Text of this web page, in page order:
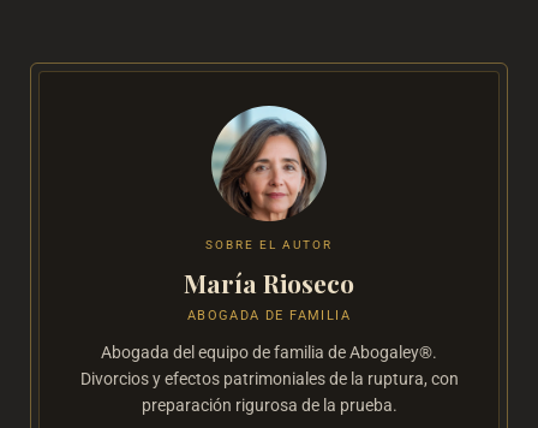
SOBRE EL AUTOR
María Rioseco
ABOGADA DE FAMILIA
Abogada del equipo de familia de Abogaley®.
Divorcios y efectos patrimoniales de la ruptura, con
preparación rigurosa de la prueba.